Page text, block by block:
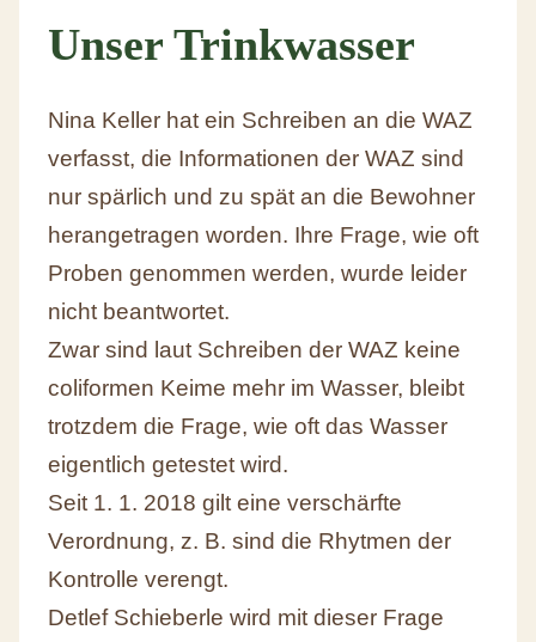
Unser Trinkwasser
Nina Keller hat ein Schreiben an die WAZ
verfasst, die Informationen der WAZ sind
nur spärlich und zu spät an die Bewohner
herangetragen worden. Ihre Frage, wie oft
Proben genommen werden, wurde leider
nicht beantwortet.
Zwar sind laut Schreiben der WAZ keine
coliformen Keime mehr im Wasser, bleibt
trotzdem die Frage, wie oft das Wasser
eigentlich getestet wird.
Seit 1. 1. 2018 gilt eine verschärfte
Verordnung, z. B. sind die Rhytmen der
Kontrolle verengt.
Detlef Schieberle wird mit dieser Frage